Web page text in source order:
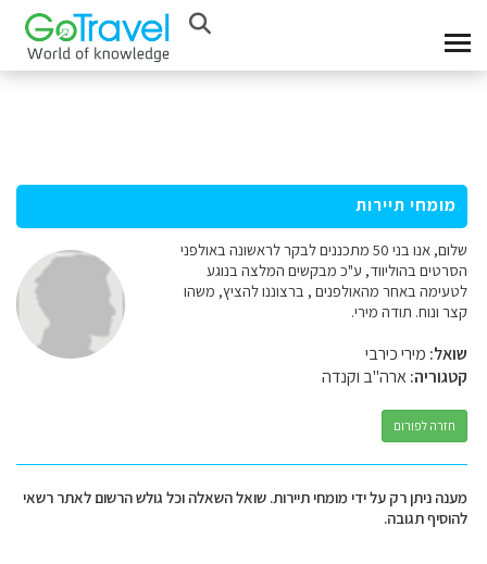
מומחי תיירות
שלום, אנו בני 50 מתכננים לבקר לראשונה באולפני
הסרטים בהוליווד, ע"כ מבקשים המלצה בנוגע
לטעימה באחר מהאולפנים , ברצוננו להציץ, משהו
קצר ונוח. תודה מירי.
שואל: מירי כירבי
קטגוריה:ארה"ב וקנדה
חזרה לפורום
מענה ניתן רק על ידי מומחי תיירות. שואל השאלה וכל גולש הרשום לאתר רשאי
להוסיף תגובה.